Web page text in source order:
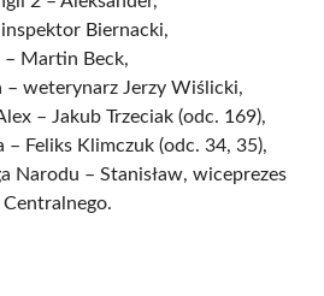
Biernacki,
– Martin Beck,
– weterynarz Jerzy Wiślicki,
– Jakub Trzeciak (odc. 169),
– Feliks Klimczuk (odc. 34, 35),
Narodu – Stanisław, wiceprezes
Centralnego.